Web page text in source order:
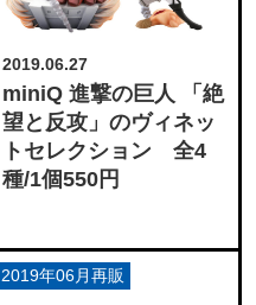
2019.06.27
miniQ 進撃の巨人 「絶
望と反攻」のヴィネッ
トセレクション 全4
種/1個550円
2019年06月再販